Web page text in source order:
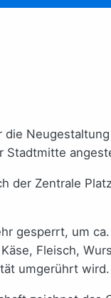
Stadtmitte
Zentrale
gesperrt, um
Fleisch,
umgerührt wird.